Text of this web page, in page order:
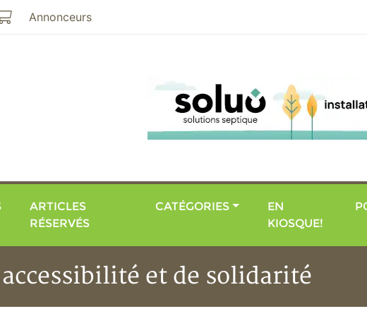
Mon panier
Annonceurs
ARTICLES
RÉSERVÉS
CATÉGORIES
EN
KIOSQUE!
et de solidarité